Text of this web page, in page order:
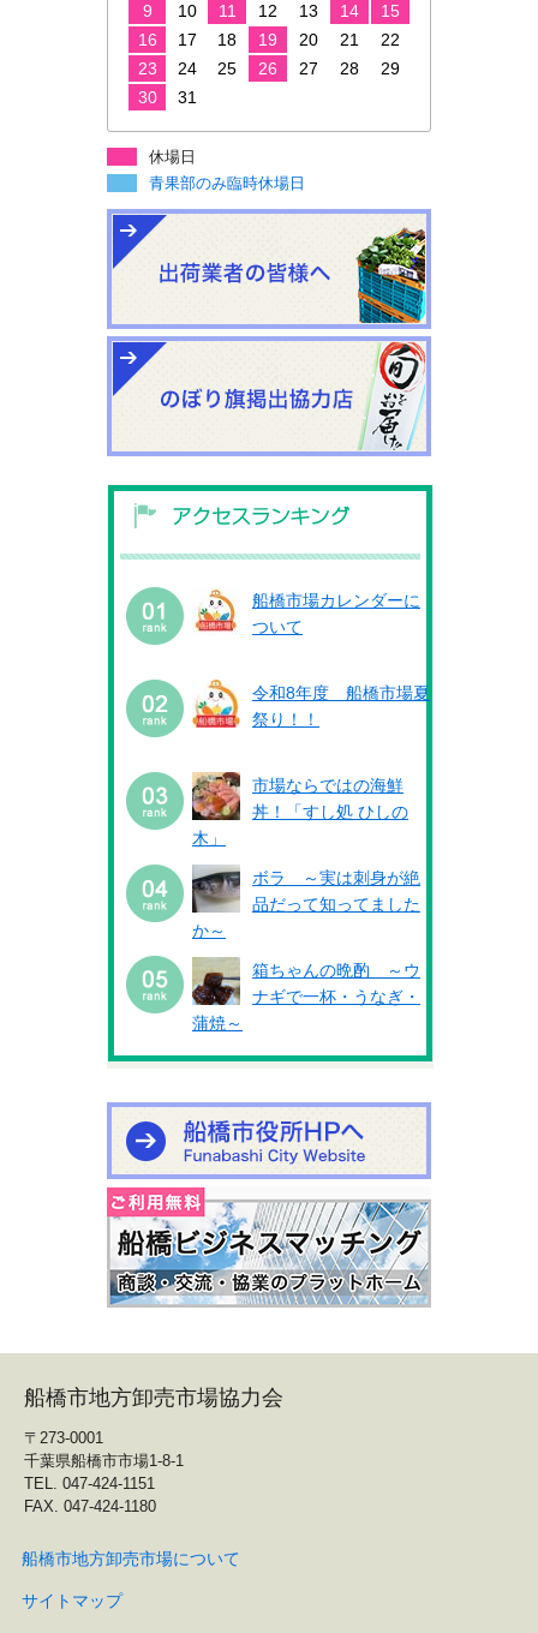
9
10 11 12 13 14
15
16
17 18 19 20 21
22
23
24 25 26 27 28
29
30
31
休場日
青果部のみ臨時休場日
船橋市場カレンダーに
ついて
令和8年度 船橋市場夏
祭り！！
市場ならではの海鮮
丼！「すし処 ひしの
木」
ボラ ～実は刺身が絶
品だって知ってました
か～
箱ちゃんの晩酌 ～ウ
ナギで一杯・うなぎ・
蒲焼～
船橋市地方卸売市場協力会
〒273-0001
千葉県船橋市市場1-8-1
TEL. 047-424-1151
FAX. 047-424-1180
船橋市地方卸売市場について
サイトマップ